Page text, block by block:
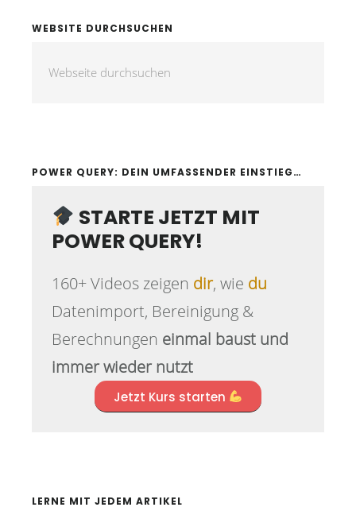
WEBSITE DURCHSUCHEN
POWER QUERY: DEIN UMFASSENDER EINSTIEG…
STARTE JETZT MIT
POWER QUERY!
160+ Videos zeigen dir, wie du
Datenimport, Bereinigung &
Berechnungen einmal baust und
immer wieder nutzt
Jetzt Kurs starten
LERNE MIT JEDEM ARTIKEL